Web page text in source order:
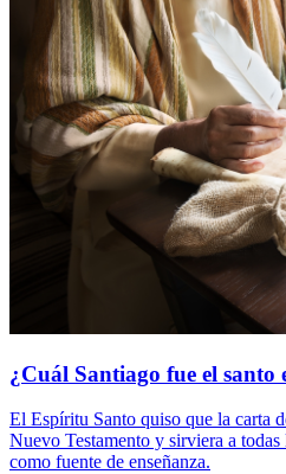
¿Cuál Santiago fue el
El Espíritu Santo quiso que la carta
Nuevo Testamento y sirviera a todas
como fuente de enseñanza.